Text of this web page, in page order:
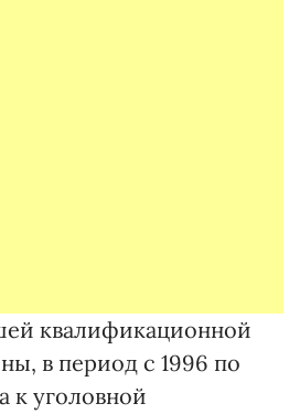
квалификационной
в период с 1996 по
к уголовной